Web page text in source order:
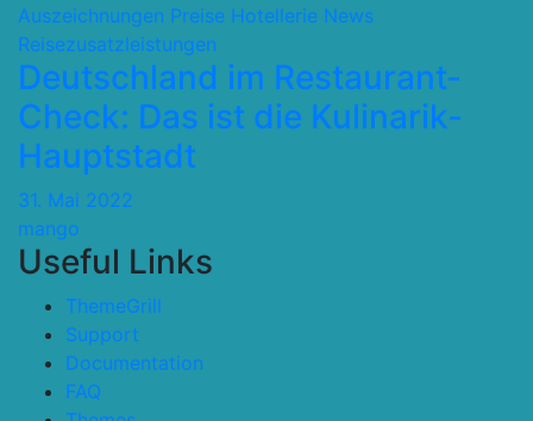
Auszeichnungen Preise Hotellerie News
Reisezusatzleistungen
Deutschland im Restaurant-
Check: Das ist die Kulinarik-
Hauptstadt
31. Mai 2022
mango
Useful Links
ThemeGrill
Support
Documentation
FAQ